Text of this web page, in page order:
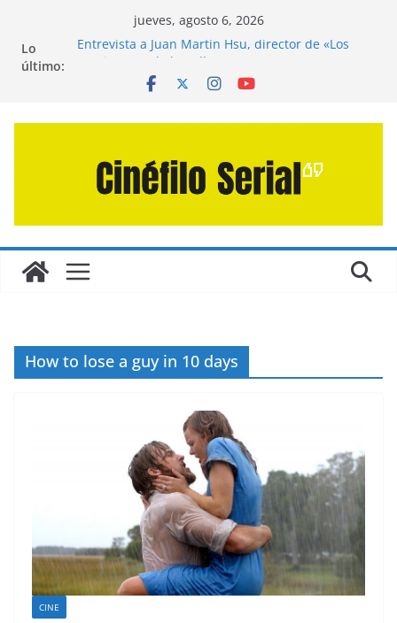
contenido
jueves, agosto 6, 2026
Lo
último:
Entrevista a Juan Martín Hsu, director de «Los
Crítica de «El Día D: Bajo Presión» de Anthony
Crítica de «La Odisea» de Christopher Nolan
(2026)
How to lose a guy in 10 days
CINE